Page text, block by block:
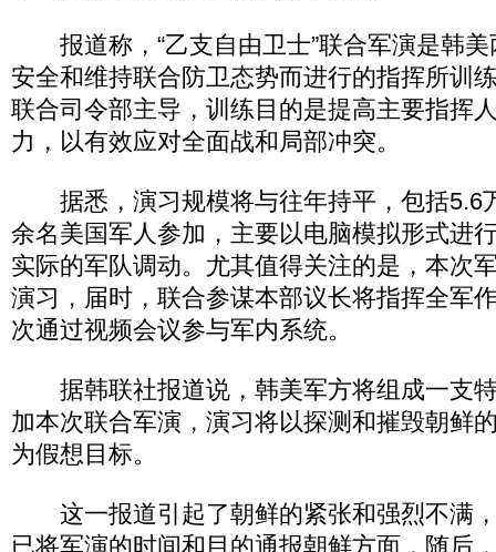
报道称，“乙支自由卫士”联合军演是韩美
安全和维持联合防卫态势而进行的指挥所训
联合司令部主导，训练目的是提高主要指挥
力，以有效应对全面战和局部冲突。
据悉，演习规模将与往年持平，包括5.6
余名美国军人参加，主要以电脑模拟形式进
实际的军队调动。尤其值得关注的是，本次
演习，届时，联合参谋本部议长将指挥全军
次通过视频会议参与军内系统。
据韩联社报道说，韩美军方将组成一支
加本次联合军演，演习将以探测和摧毁朝鲜
为假想目标。
这一报道引起了朝鲜的紧张和强烈不满
已将军演的时间和目的通报朝鲜方面，随后